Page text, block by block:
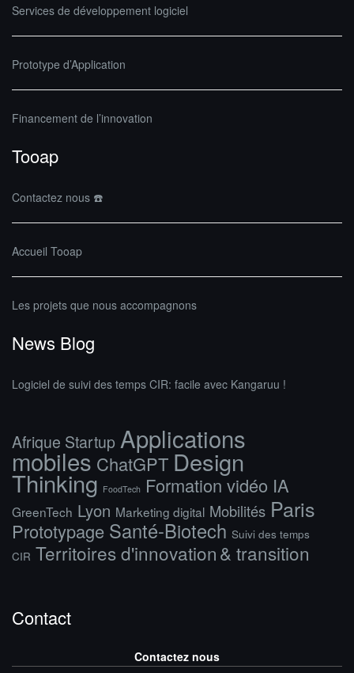
Services de développement logiciel
Prototype d’Application
Financement de l’innovation
Tooap
Contactez nous ☎️
Accueil Tooap
Les projets que nous accompagnons
News Blog
Logiciel de suivi des temps CIR: facile avec Kangaruu !
Afrique Startup Applications
mobiles ChatGPT Design
Thinking FoodTech Formation vidéo IA
GreenTech Lyon Marketing digital Mobilités Paris
Prototypage Santé-Biotech Suivi des temps
CIR Territoires d'innovation & transition
Contact
Contactez nous